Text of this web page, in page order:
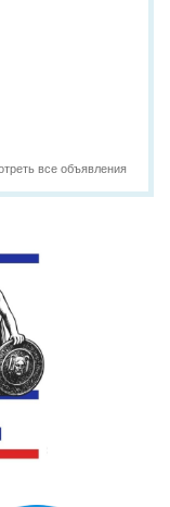
все объявления